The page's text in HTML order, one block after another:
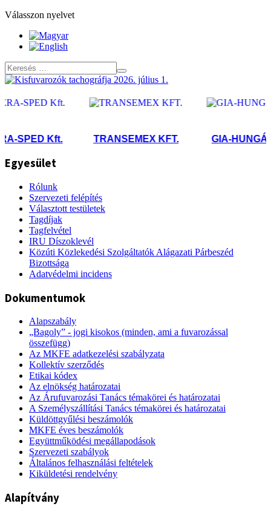
Válasszon nyelvet
SPED Kft. TRANSEMEX KFT. GIA-
Egyesület
Rólunk
Szervezeti felépítés
Választott testületek
Tagdíjak
Tagfelvétel
IRU Díszoklevél
Közúti Közlekedési Szolgáltatók Alágazati Párbeszéd
Bizottsága
Adatvédelmi incidens
Dokumentumok
Alapszabály
„Bagoly” - jogi kisokos (minden, ami a fuvarozással
összefügg)
Az MKFE adatkezelési szabályzata
Kollektív szerződés
Etikai kódex
Az elnökség határozatai
Az Árufuvarozási Tanács témakörei és határozatai
A Személyszállítási Tanács témakörei és határozatai
Küldöttgyűlési beszámolók
MKFE éves beszámolók
Együttműködési megállapodások
Szervezeti szabályok
Általános felhasználási feltételek
Kiküldetési rendelvény
Alapítvány